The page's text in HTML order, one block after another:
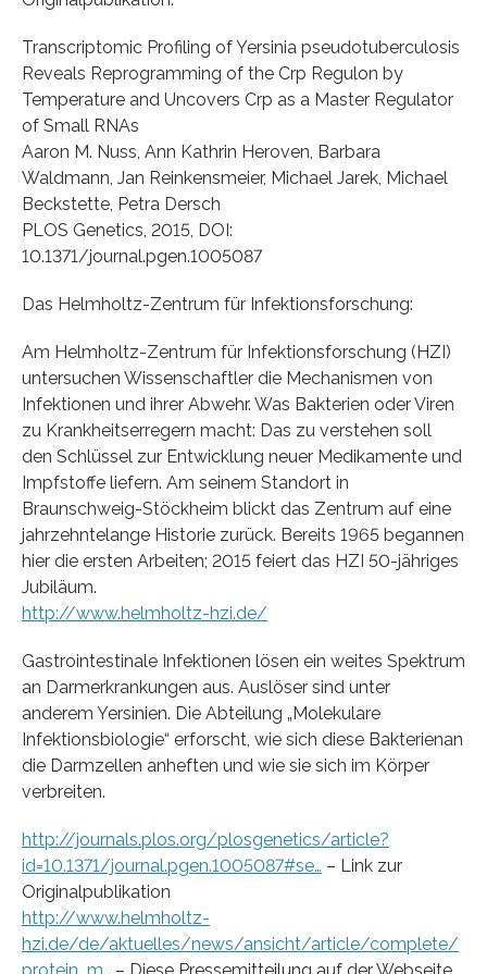
Transcriptomic Profiling of Yersinia pseudotuberculosis
Reveals Reprogramming of the Crp Regulon by
Temperature and Uncovers Crp as a Master Regulator
of Small RNAs
Aaron M. Nuss, Ann Kathrin Heroven, Barbara
Waldmann, Jan Reinkensmeier, Michael Jarek, Michael
Beckstette, Petra Dersch
PLOS Genetics, 2015, DOI:
10.1371/journal.pgen.1005087
Das Helmholtz-Zentrum für Infektionsforschung:
Am Helmholtz-Zentrum für Infektionsforschung (HZI)
untersuchen Wissenschaftler die Mechanismen von
Infektionen und ihrer Abwehr. Was Bakterien oder Viren
zu Krankheitserregern macht: Das zu verstehen soll
den Schlüssel zur Entwicklung neuer Medikamente und
Impfstoffe liefern. Am seinem Standort in
Braunschweig-Stöckheim blickt das Zentrum auf eine
jahrzehntelange Historie zurück. Bereits 1965 begannen
hier die ersten Arbeiten; 2015 feiert das HZI 50-jähriges
Jubiläum.
http://www.helmholtz-hzi.de/
Gastrointestinale Infektionen lösen ein weites Spektrum
an Darmerkrankungen aus. Auslöser sind unter
anderem Yersinien. Die Abteilung „Molekulare
Infektionsbiologie“ erforscht, wie sich diese Bakterienan
die Darmzellen anheften und wie sie sich im Körper
verbreiten.
http://journals.plos.org/plosgenetics/article?
id=10.1371/journal.pgen.1005087#se… – Link zur
Originalpublikation
http://www.helmholtz-
hzi.de/de/aktuelles/news/ansicht/article/complete/